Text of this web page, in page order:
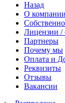
Назад
О компании
Лицензии /
Партнеры
Почему мы
Оплата и
Реквизиты
Отзывы
Вакансии